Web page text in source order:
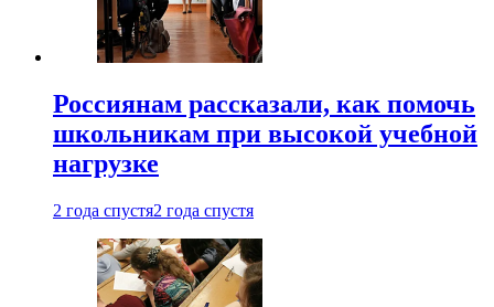
Россиянам рассказали, как помочь
школьникам при высокой учебной
нагрузке
2 года спустя2 года спустя